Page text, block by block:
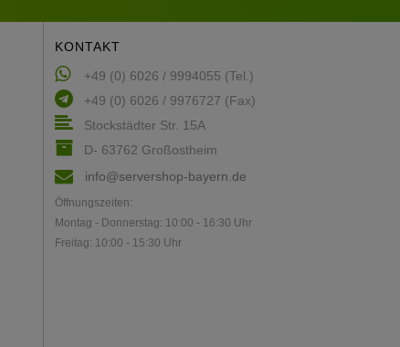
KONTAKT
+49 (0) 6026 / 9994055 (Tel.)
+49 (0) 6026 / 9976727 (Fax)
Stockstädter Str. 15A
D- 63762 Großostheim
info@servershop-bayern.de
Öffnungszeiten:
Montag - Donnerstag: 10:00 - 16:30 Uhr
Freitag: 10:00 - 15:30 Uhr